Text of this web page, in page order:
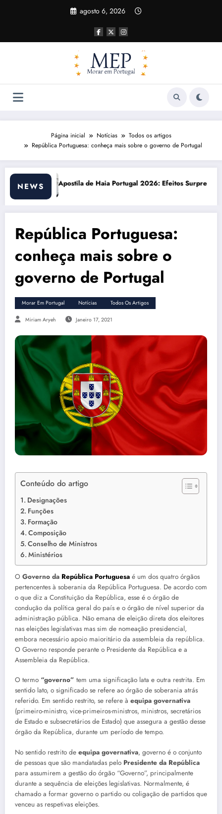
agosto 6, 2026
Página inicial Notícias
Todos os artigos
República Portuguesa: conheça mais sobre o governo de Portugal
NEWS
2026: Efeitos Surpreendentes e OportunidadesCusto de vida em
República Portuguesa:
conheça mais sobre o
governo de Portugal
Morar Em Portugal Notícias Todos Os Artigos
Miriam Aryeh Janeiro 17, 2021
Conteúdo do artigo
Designações
Funções
Formação
Composição
Conselho de Ministros
Ministérios
O Governo da República Portuguesa é um dos quatro órgãos
pertencentes à soberania da República Portuguesa. De acordo com
o que diz a Constituição da República, esse é o órgão de
condução da política geral do país e o órgão de nível superior da
administração pública. Não emana de eleição direta dos eleitores
nas eleições legislativas mas sim de nomeação presidencial,
embora necessário apoio maioritário da assembleia da república.
O Governo responde perante o Presidente da República e a
Assembleia da República.
O termo “governo” tem uma significação lata e outra restrita. Em
sentido lato, o significado se refere ao órgão de soberania atrás
referido. Em sentido restrito, se refere à equipa governativa
(primeiro-ministro, vice-primeiros-ministros, ministros, secretários
de Estado e subsecretários de Estado) que assegura a gestão desse
órgão da República, durante um período de tempo.
No sentido restrito de equipa governativa, governo é o conjunto
de pessoas que são mandatadas pelo Presidente da República
para assumirem a gestão do órgão “Governo”, principalmente
durante a sequência de eleições legislativas. Normalmente, é
chamado a formar governo o partido ou coligação de partidos que
venceu as respetivas eleições.